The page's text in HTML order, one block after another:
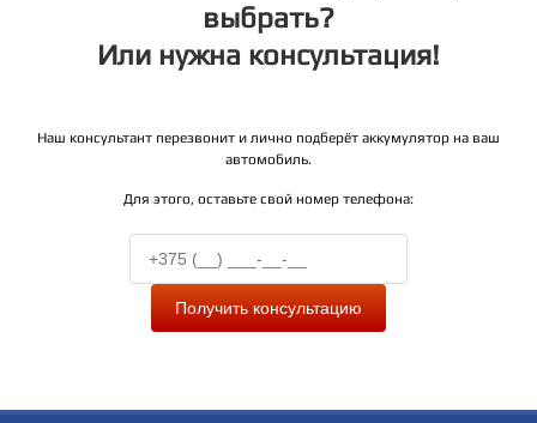
выбрать?
Или нужна консультация!
Наш консультант перезвонит и лично подберёт аккумулятор на ваш
автомобиль.
Для этого, оставьте свой номер телефона:
Получить консультацию